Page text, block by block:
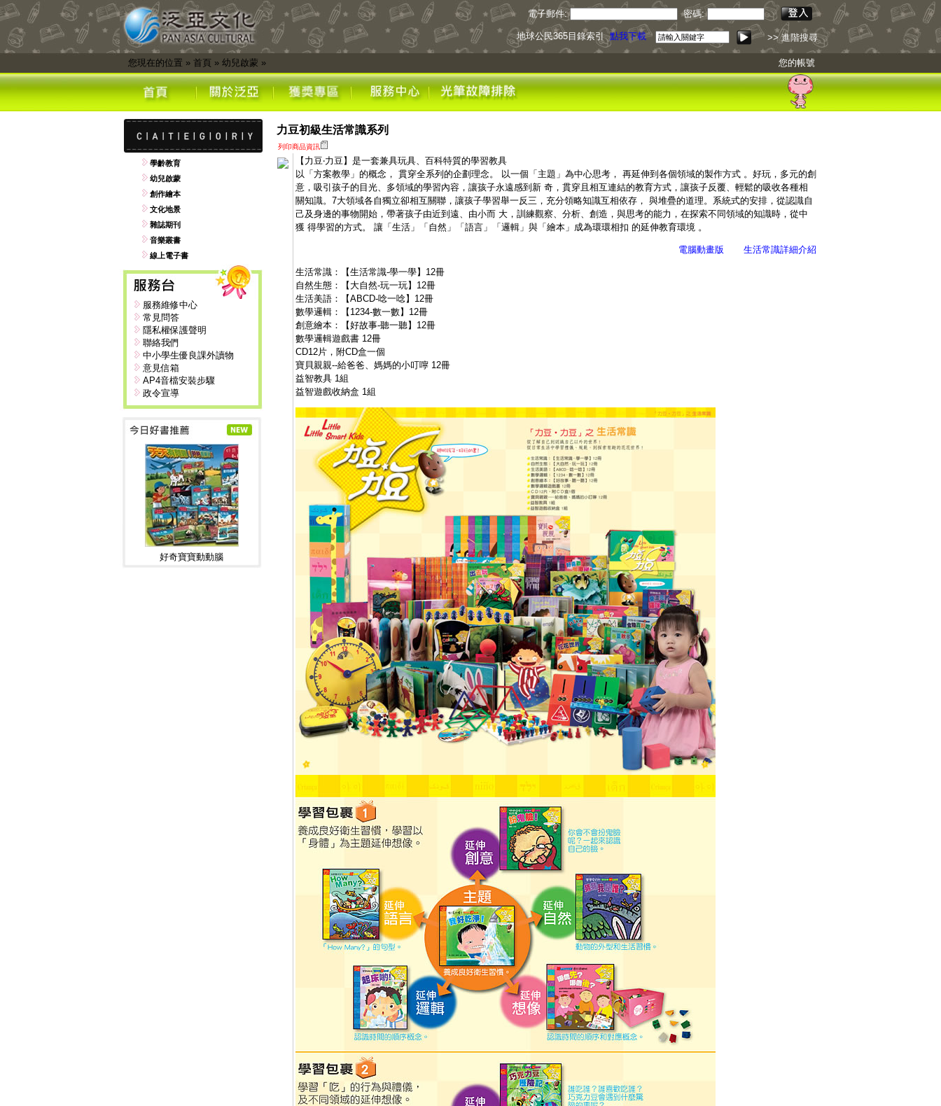
電子郵件: 密碼:
地球公民365目錄索引點我下載 >> 進階搜尋
您現在的位置 » 首頁 » 幼兒啟蒙 » 您的帳號
學齡教育
幼兒啟蒙
創作繪本
文化地景
雜誌期刊
音樂叢書
線上電子書
服務維修中心
常見問答
隱私權保護聲明
聯絡我們
中小學生優良課外讀物
意見信箱
AP4音檔安裝步驟
政令宣導
好奇寶寶動動腦
力豆初級生活常識系列
列印商品資訊
【力豆‧力豆】是一套兼具玩具、百科特質的學習教具
以「方案教學」的概念， 貫穿全系列的企劃理念。 以一個「主題」為中心思考， 再延伸到各個領域的製作方式 。好玩，多元的創
意，吸引孩子的目光、多領域的學習內容，讓孩子永遠感到新 奇，貫穿且相互連結的教育方式，讓孩子反覆、輕鬆的吸收各種相
關知識。7大領域各自獨立卻相互關聯，讓孩子學習舉一反三，充分領略知識互相依存， 與堆疊的道理。系統式的安排，從認識自
己及身邊的事物開始，帶著孩子由近到遠、由小而 大，訓練觀察、分析、創造，與思考的能力，在探索不同領域的知識時，從中
獲 得學習的方式。 讓「生活」「自然」「語言」「邏輯」與「繪本」成為環環相扣 的延伸教育環境 。
電腦動畫版 生活常識詳細介紹
生活常識：【生活常識-學一學】12冊
自然生態：【大自然-玩一玩】12冊
生活美語：【ABCD-唸一唸】12冊
數學邏輯：【1234-數一數】12冊
創意繪本：【好故事-聽一聽】12冊
數學邏輯遊戲書 12冊
CD12片，附CD盒一個
寶貝親親--給爸爸、媽媽的小叮嚀 12冊
益智教具 1組
益智遊戲收納盒 1組